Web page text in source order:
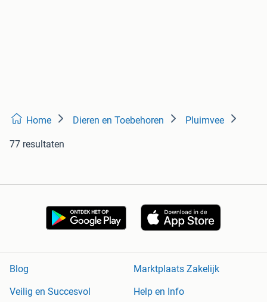
Home Dieren en Toebehoren Pluimvee
77 resultaten
Blog
Marktplaats Zakelijk
Veilig en Succesvol
Help en Info